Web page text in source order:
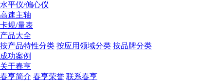
水平仪/偏心仪
高速主轴
卡规/量表
产品大全
按产品特性分类 按应用领域分类 按品牌分类
成功案例
关于春亨
春亨简介 春亨荣誉 联系春亨